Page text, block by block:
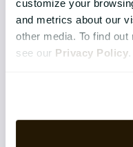
customize your
and metrics about our
other media. To find out
see our Privacy Policy
Organisation & Culture
Recruitment